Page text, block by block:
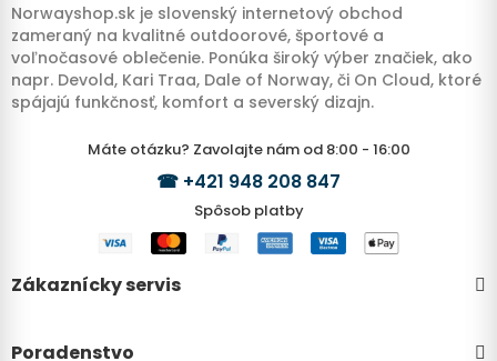
Norwayshop.sk je slovenský internetový obchod
zameraný na kvalitné outdoorové, športové a
voľnočasové oblečenie. Ponúka široký výber značiek, ako
napr. Devold, Kari Traa, Dale of Norway, či On Cloud, ktoré
spájajú funkčnosť, komfort a severský dizajn.
Máte otázku? Zavolajte nám od 8:00 - 16:00
☎ +421 948 208 847
Spôsob platby
Zákaznícky servis
Poradenstvo